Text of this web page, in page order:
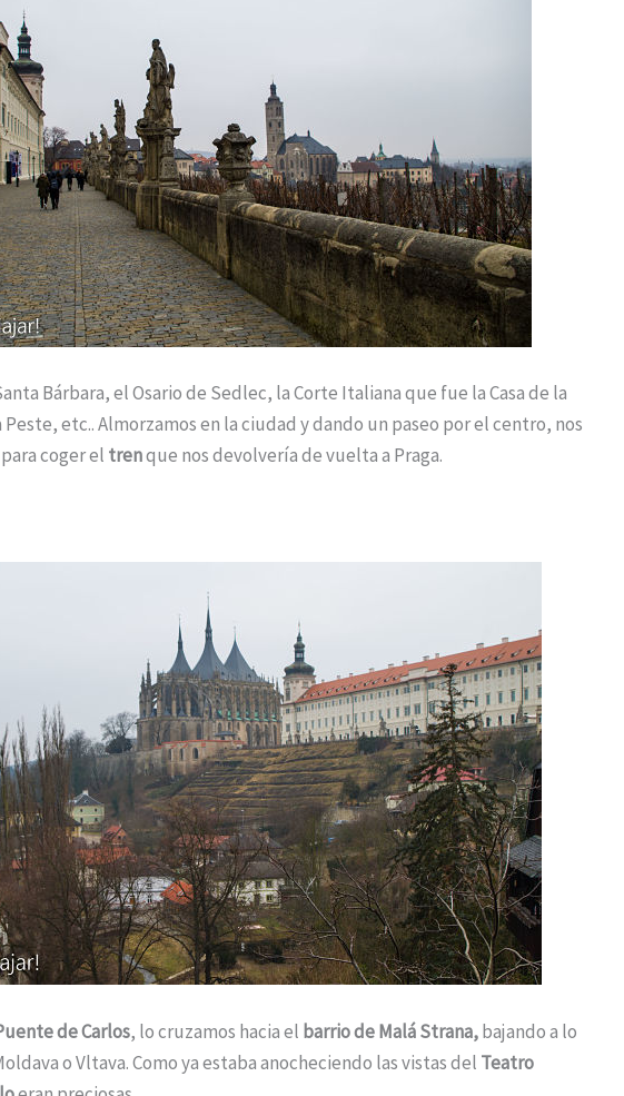
Bárbara, el Osario de Sedlec, la Corte Italiana que fue la Casa de la
etc.. Almorzamos en la ciudad y dando un paseo por el centro, nos
coger el trenque nos devolvería de vuelta a Praga.
de Carlos, lo cruzamos hacia el barrio de Malá Strana,bajando a lo
o Vltava. Como ya estaba anocheciendo las vistas del Teatro